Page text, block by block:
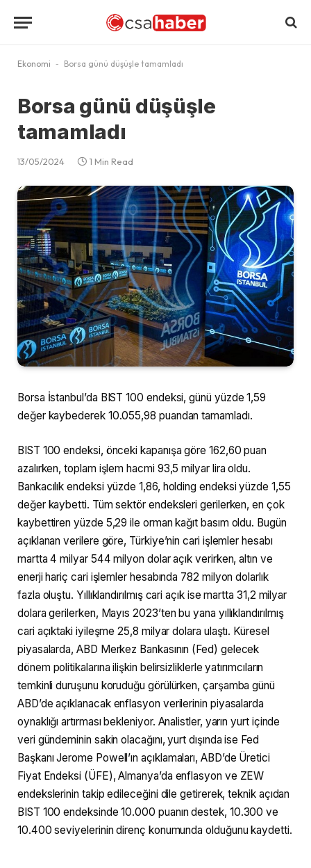
Ekonomi - Borsa günü düşüşle tamamladı
Borsa günü düşüşle
tamamladı
13/05/2024 1 Min Read
Borsa İstanbul’da BIST 100 endeksi, günü yüzde 1,59
değer kaybederek 10.055,98 puandan tamamladı.
BIST 100 endeksi, önceki kapanışa göre 162,60 puan
azalırken, toplam işlem hacmi 93,5 milyar lira oldu.
Bankacılık endeksi yüzde 1,86, holding endeksi yüzde 1,55
değer kaybetti. Tüm sektör endeksleri gerilerken, en çok
kaybettiren yüzde 5,29 ile orman kağıt basım oldu. Bugün
açıklanan verilere göre, Türkiye’nin cari işlemler hesabı
martta 4 milyar 544 milyon dolar açık verirken, altın ve
enerji hariç cari işlemler hesabında 782 milyon dolarlık
fazla oluştu. Yıllıklandırılmış cari açık ise martta 31,2 milyar
dolara gerilerken, Mayıs 2023’ten bu yana yıllıklandırılmış
cari açıktaki iyileşme 25,8 milyar dolara ulaştı. Küresel
piyasalarda, ABD Merkez Bankasının (Fed) gelecek
dönem politikalarına ilişkin belirsizliklerle yatırımcıların
temkinli duruşunu koruduğu görülürken, çarşamba günü
ABD’de açıklanacak enflasyon verilerinin piyasalarda
oynaklığı artırması bekleniyor. Analistler, yarın yurt içinde
veri gündeminin sakin olacağını, yurt dışında ise Fed
Başkanı Jerome Powell’ın açıklamaları, ABD’de Üretici
Fiyat Endeksi (ÜFE), Almanya’da enflasyon ve ZEW
endekslerinin takip edileceğini dile getirerek, teknik açıdan
BIST 100 endeksinde 10.000 puanın destek, 10.300 ve
10.400 seviyelerinin direnç konumunda olduğunu kaydetti.